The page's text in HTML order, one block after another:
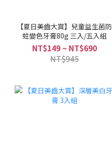
【夏日美齒大賞】兒童益生菌防
蛀變色牙膏80g 三入/五入組
NT$149 ~ NT$690
NT$945